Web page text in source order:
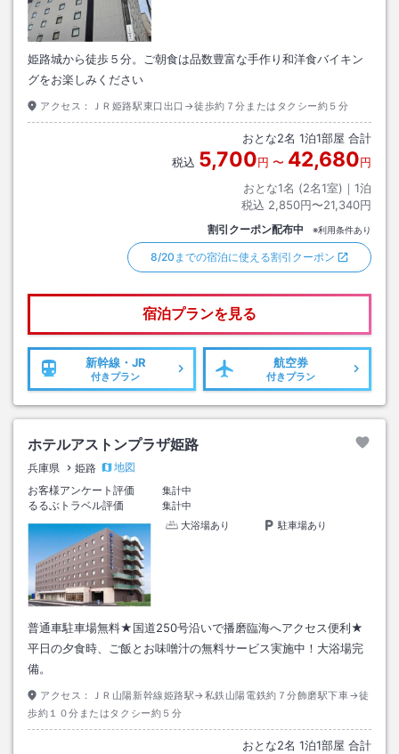
姫路城から徒歩５分。ご朝食は品数豊富な手作り和洋食バイキン
グをお楽しみください
アクセス： ＪＲ姫路駅東口出口→徒歩約７分またはタクシー約５分
おとな2名 1泊1部屋 合計
税込 5,700円 〜 42,680円
おとな1名 (2名1室)｜ 1泊
税込 2,850円〜21,340円
割引クーポン配布中 ※利用条件あり
8/20までの宿泊に使える割引クーポン
宿泊プランを見る
新幹線・JR
付きプラン
航空券
付きプラン
ホテルアストンプラザ姫路
兵庫県 姫路
地図
お客様アンケート評価
集計中
るるぶトラベル評価
集計中
大浴場あり
駐車場あり
普通車駐車場無料★国道250号沿いで播磨臨海へアクセス便利★
平日の夕食時、ご飯とお味噌汁の無料サービス実施中！大浴場完
備。
アクセス：
ＪＲ山陽新幹線姫路駅→私鉄山陽電鉄約７分飾磨駅下車→徒
歩約１０分またはタクシー約５分
おとな2名 1泊1部屋 合計